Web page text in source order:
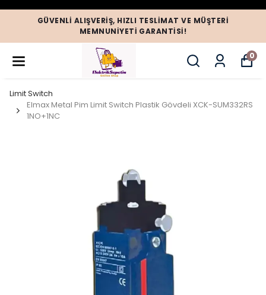
GÜVENLI ALIŞVERIŞ, HIZLI TESLIMAT VE MÜŞTERI
MEMNUNIYETI GARANTISI!
0
Limit Switch
Elmax Metal Pim Limit Switch Plastik Gövdeli XCK-SUM332RS
1NO+1NC